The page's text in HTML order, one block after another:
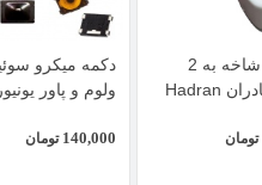
تبدیل 3 شاخه به 2
شاخه هادران Hadran
تومان
دکمه میکرو
ولوم و پاور
140,000 تومان